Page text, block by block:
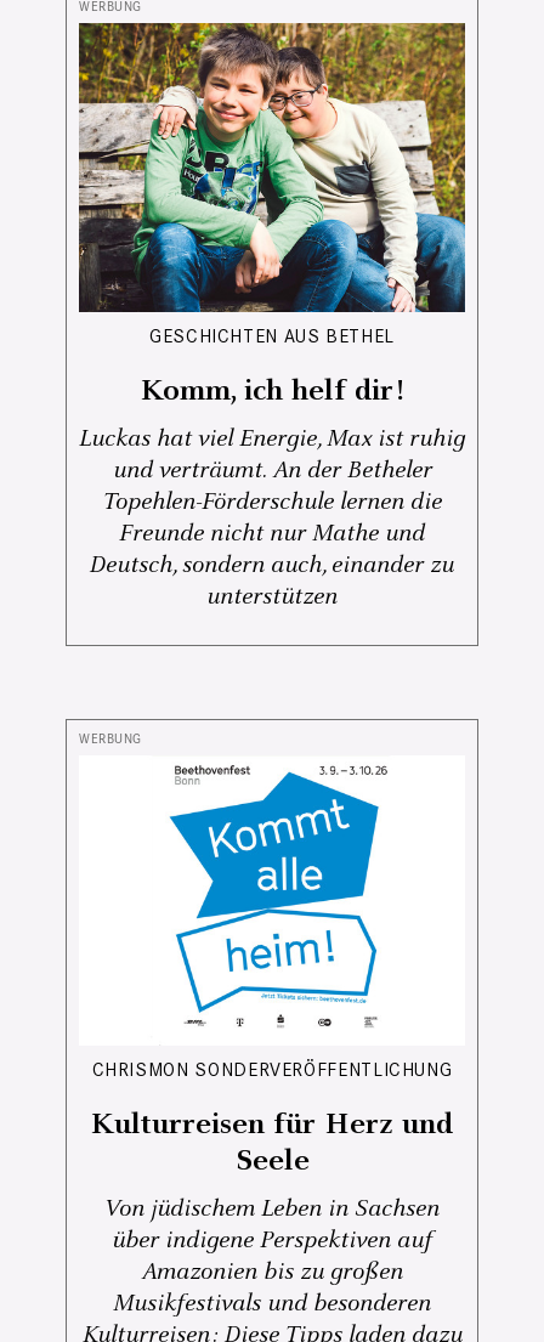
GESCHICHTEN AUS BETHEL
Komm, ich helf dir!
Luckas hat viel Energie, Max ist ruhig
und verträumt. An der Betheler
Topehlen-Förderschule lernen die
Freunde nicht nur Mathe und
Deutsch, sondern auch, einander zu
unterstützen
CHRISMON SONDERVERÖFFENTLICHUNG
Kulturreisen für Herz und
Seele
Von jüdischem Leben in Sachsen
über indigene Perspektiven auf
Amazonien bis zu großen
Musikfestivals und besonderen
Kulturreisen: Diese Tipps laden dazu